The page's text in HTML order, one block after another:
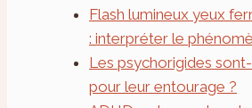
Flash lumineux yeux
: interpréter le
Les psychorigides
pour leur entourage ?